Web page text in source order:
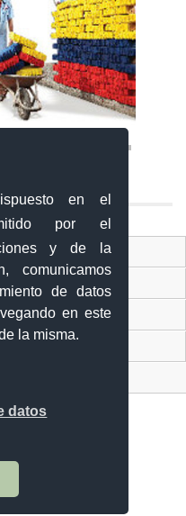
en el
por el
y de la
comunicamos
de datos
en este
la misma.
datos
Virtual
Exterior